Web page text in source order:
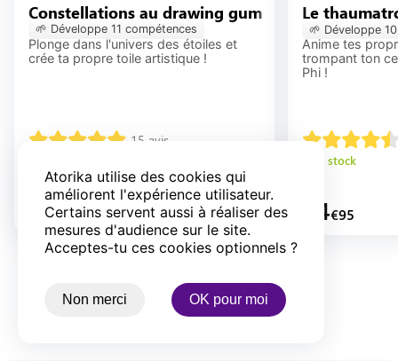
Atorika utilise des cookies qui
améliorent l'expérience utilisateur.
Certains servent aussi à réaliser des
mesures d'audience sur le site.
Acceptes-tu ces cookies optionnels ?
Non merci OK pour moi
Constellations au drawing gum Constellations
🌱 Développe 11 compétences
Plonge dans l'univers des étoiles et
crée ta propre toile artistique !
15 avis
44€95
Le
🌱 Développe 10
Anime tes
trompant ton
Phi !
En stock
44€95